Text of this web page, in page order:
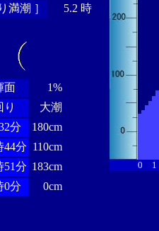
満潮 ］
5.2 時
面
1%
り
大潮
分
180cm
44分 110cm
51分 183cm
0分
0cm
0 1